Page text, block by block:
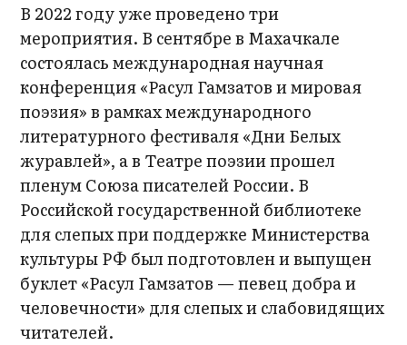
В 2022 году уже проведено три
мероприятия. В сентябре в Махачкале
состоялась международная научная
конференция «Расул Гамзатов и мировая
поэзия» в рамках международного
литературного фестиваля «Дни Белых
журавлей», а в Театре поэзии прошел
пленум Союза писателей России. В
Российской государственной библиотеке
для слепых при поддержке Министерства
культуры РФ был подготовлен и выпущен
буклет «Расул Гамзатов — певец добра и
человечности» для слепых и слабовидящих
читателей.